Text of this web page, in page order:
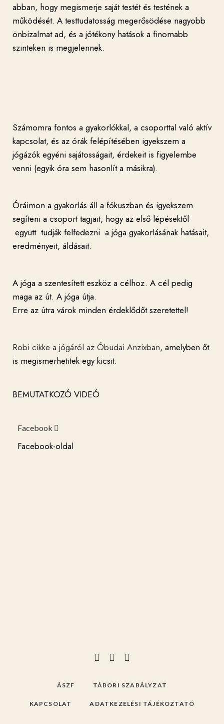
abban, hogy megismerje saját testét és testének a
működését. A testtudatosság megerősödése nagyobb
önbizalmat ad, és a jótékony hatások a finomabb
szinteken is megjelennek.
Számomra fontos a gyakorlókkal, a csoporttal való aktív
kapcsolat, és az órák felépítésében igyekszem a
jógázók egyéni sajátosságait, érdekeit is figyelembe
venni (egyik óra sem hasonlít a másikra).
Óráimon a gyakorlás áll a fókuszban és igyekszem
segíteni a csoport tagjait, hogy az első lépésektől
együtt tudják felfedezni a jóga gyakorlásának hatásait,
eredményeit, áldásait.
A jóga a szentesített eszköz a célhoz. A cél pedig
maga az út. A jóga útja.
Erre az útra várok minden érdeklődőt szeretettel!
Robi cikke a jógáról az Óbudai Anzixban, amelyben őt
is megismerhetitek egy kicsit.
BEMUTATKOZÓ VIDEÓ
Facebook
Facebook-oldal
ÁSZF TÁBORI SZABÁLYZAT
KAPCSOLAT ADATKEZELÉSI TÁJÉKOZTATÓ